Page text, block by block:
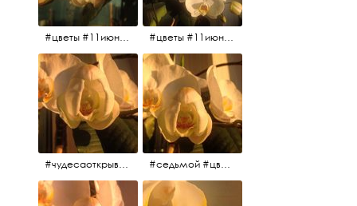
#цветы #11июня2017 #цветы #11июня2017
#чудесаоткрываются #красота #чудоприроды #нежность #цветы #прекрасное #седьмой #цветы #жизньналоджии